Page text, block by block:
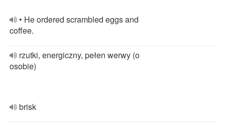
• He ordered scrambled eggs and
coffee.
rzutki, energiczny, pełen werwy (o
osobie)
brisk